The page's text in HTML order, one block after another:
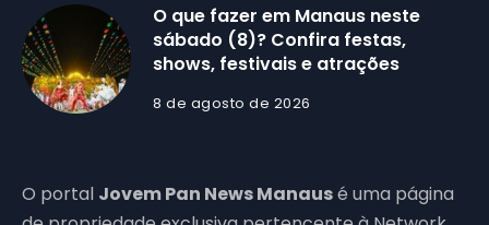
O que fazer em Manaus neste
sábado (8)? Confira festas,
shows, festivais e atrações
8 de agosto de 2026
O portal Jovem Pan News Manausé uma página